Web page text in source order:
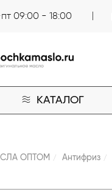
09:00 - 18:00
КАТАЛОГ
ОПТОМ Антифриз